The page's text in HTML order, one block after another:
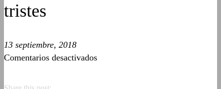
tristes
13 septiembre, 2018
Comentarios desactivadosen